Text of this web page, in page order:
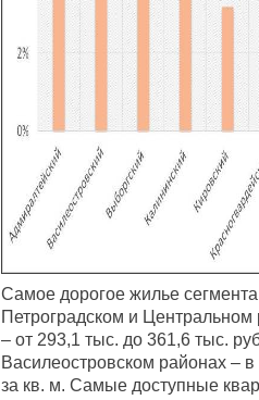
Самое дорогое жилье
Петроградском и Центральном
– от 293,1 тыс. до 361,6 тыс.
Василеостровском районах –
за кв. м. Самые доступные